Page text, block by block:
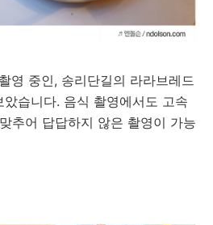
영 중인, 송리단길의 라라브레드
습니다. 음식 촬영에서도 고속
추어 답답하지 않은 촬영이 가능